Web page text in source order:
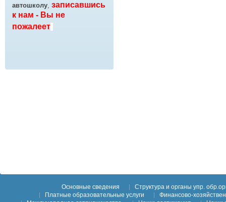
автошколу, записавшись
к нам - Вы не
пожалеет
Основные сведения
Структура и органы упр.
Платные образовательные услуги
Финансово-